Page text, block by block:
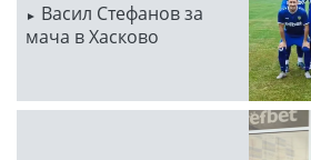
Васил Стефанов за
мача в Хасково